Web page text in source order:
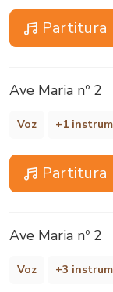
Partitura
Ave Maria nº 2
Voz +1
Partitura
Ave Maria nº 2
Voz +3